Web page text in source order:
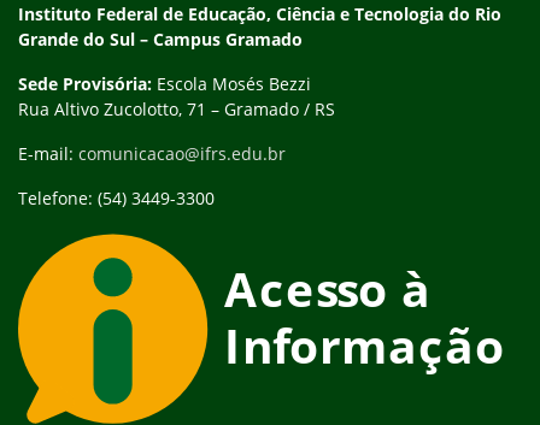
Contato
Instituto Federal de Educação, Ciência e Tecnologia do Rio
Grande do Sul – Campus Gramado
Sede Provisória: Escola Mosés Bezzi
Rua Altivo Zucolotto, 71 – Gramado / RS
E-mail: comunicacao@ifrs.edu.br
Telefone: (54) 3449-3300